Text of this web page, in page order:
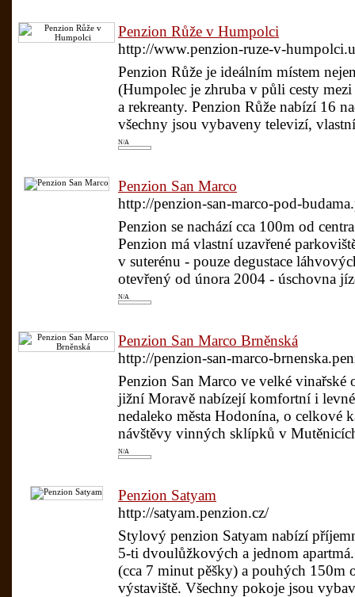
Penzion Růže v Humpolci
http://www.penzion-ruze-v-
Penzion Růže je ideálním místem
(Humpolec je zhruba v půli cesty
a rekreanty. Penzion Růže nabízí 16
všechny jsou vybaveny televizí,
N/A
Penzion San Marco
http://penzion-san-marco-pod-
Penzion se nachází cca 100m od
Penzion má vlastní uzavřené
v suterénu - pouze degustace
otevřený od února 2004 - úschovna
N/A
Penzion San Marco Brněnská
http://penzion-san-marco-
Penzion San Marco ve velké
jižní Moravě nabízejí komfortní i
nedaleko města Hodonína, o celkové
návštěvy vinných sklípků v
N/A
Penzion Satyam
http://satyam.penzion.cz/
Stylový penzion Satyam nabízí
5-ti dvoulůžkových a jednom
(cca 7 minut pěšky) a pouhých 150m
výstaviště. Všechny pokoje jsou